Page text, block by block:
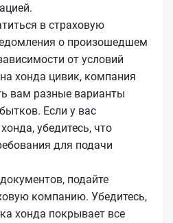
в страховую
о произошедшем
от условий
хонда цивик, компания
вам разные варианты
Если у вас
убедитесь, что
для подачи
подайте
компанию. Убедитесь,
хонда покрывает все